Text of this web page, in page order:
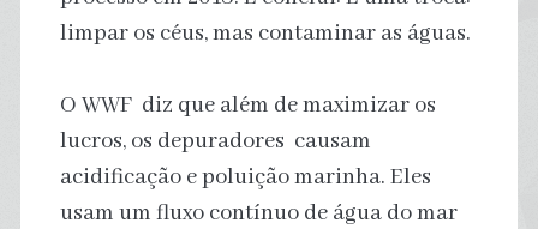
limpar os céus, mas contaminar as águas.
O WWF diz que além de maximizar os
lucros, os depuradores causam
acidificação e poluição marinha. Eles
usam um fluxo contínuo de água do mar